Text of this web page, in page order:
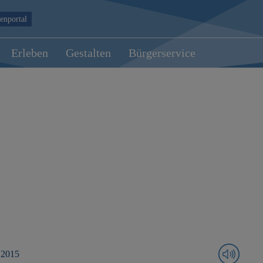
Erleben Gestalten Bürgerservice